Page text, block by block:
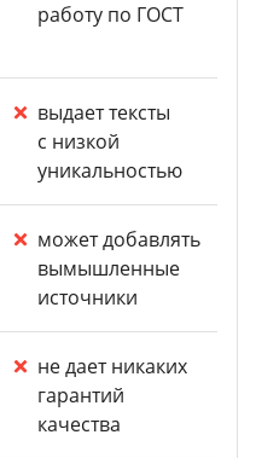
работу по ГОСТ
выдает тексты
с низкой
уникальностью
может добавлять
вымышленные
источники
не дает никаких
гарантий
качества